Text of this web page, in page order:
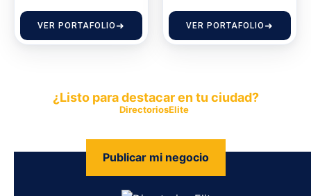
VER PORTAFOLIO VER PORTAFOLIO
¿Listo para destacar en tu ciudad?
DirectoriosElite
Publicar mi negocio